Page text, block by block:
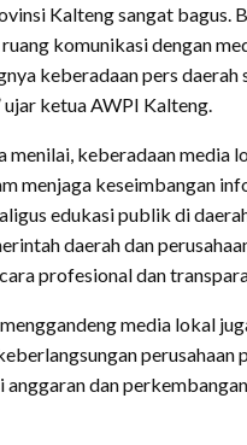
Kalteng sangat bagus.
komunikasi dengan
keberadaan pers daerah
ujar ketua AWPI Kalteng.
menilai, keberadaan media
menjaga keseimbangan
edukasi publik di
daerah dan
profesional dan
media lokal
perusahaan
anggaran dan